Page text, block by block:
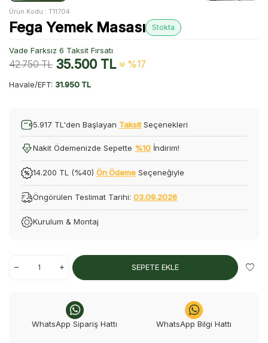
Ürün Kodu : T11704
Fega Yemek Masası Stokta
Vade Farksız 6 Taksit Fırsatı
42.750TL 35.500TL %17
Havale/EFT: 31.950 TL
5.917 TL'den Başlayan Taksit Seçenekleri
Nakit Ödemenizde Sepette %10 İndirim!
14.200 TL (%40) Ön Ödeme Seçeneğiyle
Öngörülen Teslimat Tarihi: 03.09.2026
Kurulum & Montaj
SEPETE EKLE
WhatsApp Sipariş Hattı WhatsApp Bilgi Hattı